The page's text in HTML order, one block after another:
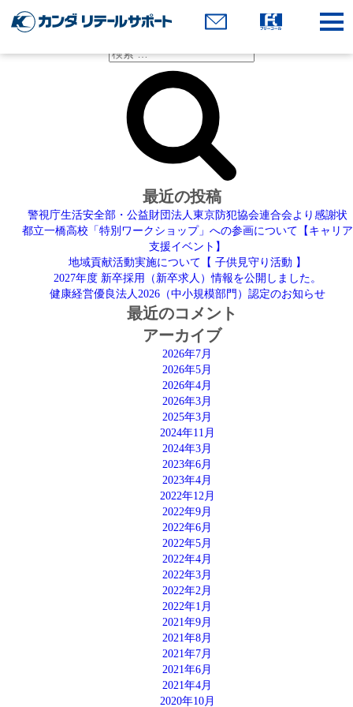
月:2026年5月
検
最近の投稿
警視庁生活安全部・公益財団法人東京防犯協会連合会より感謝状
都立一橋高校「特別ワークショップ」への参画について【キャリア
支援イベント】
地域貢献活動実施について【 子供見守り活動 】
2027年度 新卒採用（新卒求人）情報を公開しました。
健康経営優良法人2026（中小規模部門）認定のお知らせ
最近のコメント
アーカイブ
2026年7月
2026年5月
2026年4月
2026年3月
2025年3月
2024年11月
2024年3月
2023年6月
2023年4月
2022年12月
2022年9月
2022年6月
2022年5月
2022年4月
2022年3月
2022年2月
2022年1月
2021年9月
2021年8月
2021年7月
2021年6月
2021年4月
2020年10月